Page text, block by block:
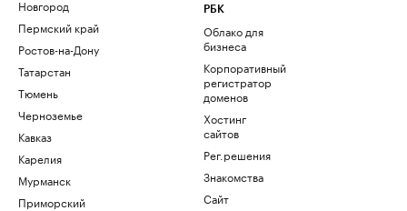
Новгород
Пермский край
Ростов-на-Дону
Татарстан
Тюмень
Черноземье
Кавказ
Карелия
Мурманск
Приморский
РБК
Облако для
бизнеса
Корпоративный
регистратор
доменов
Хостинг
сайтов
Рег.решения
Знакомства
Сайт